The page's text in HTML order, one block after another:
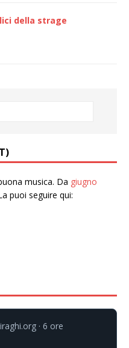
della strage
musica. Da giugno
puoi seguire qui:
6 ore